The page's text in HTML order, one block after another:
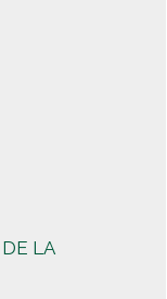
LA